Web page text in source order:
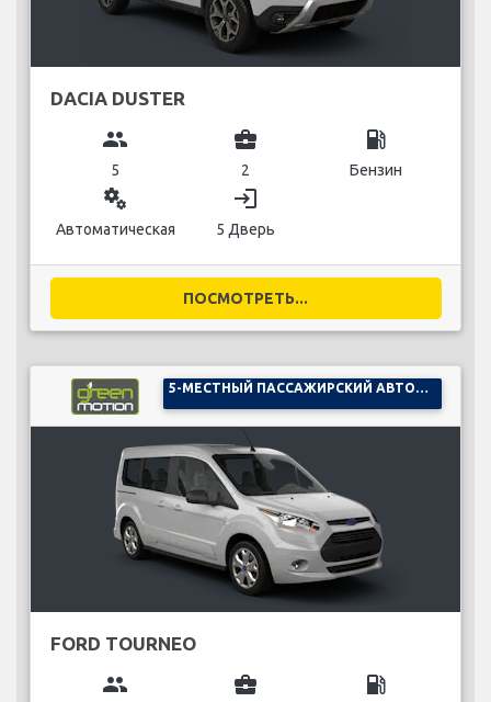
DACIA DUSTER
group
5
business_center
2
local_gas_station
Бензин
miscellaneous_services
Автоматическая
login
5 Дверь
ПОСМОТРЕТЬ...
FORD TOURNEO
group business_center local_gas_station